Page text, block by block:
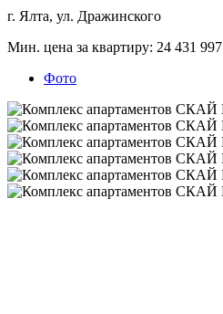
г. Ялта, ул. Дражинского
Мин. цена за квартиру: 24 431 997
Фото